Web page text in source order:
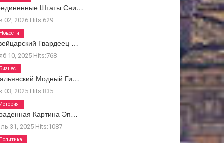
Штаты Сни…
02, 2026 Hits:629
Гвардеец …
10, 2025 Hits:768
Новости
Модный Ги…
03, 2025 Hits:835
Бизнес
Картина Эп…
31, 2025 Hits:1087
История
Политика